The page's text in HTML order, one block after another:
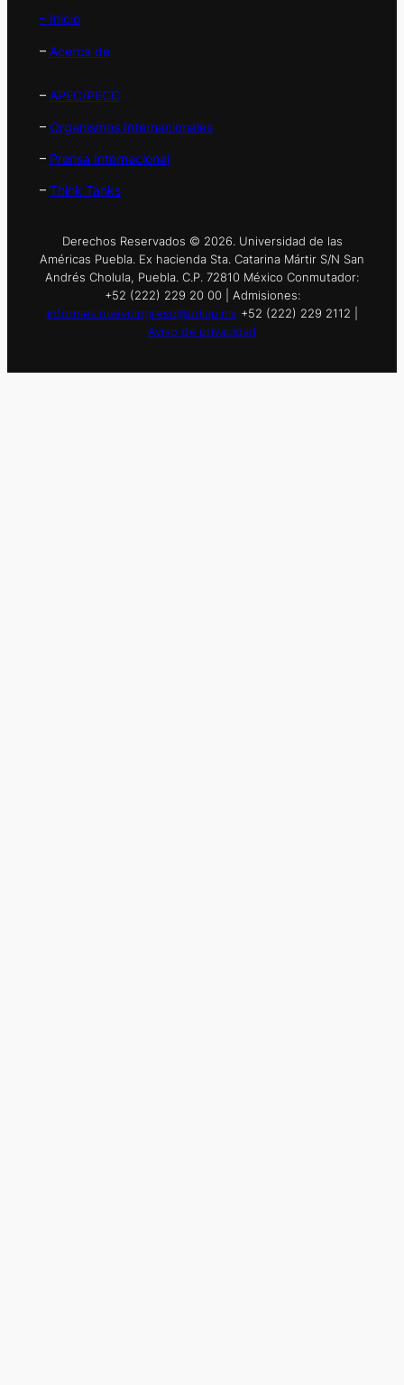
– Inicio
– Acerca de
– APEC/PECC
– Organismos Internacionales
– Prensa Internacional
– Think Tanks
Derechos Reservados © 2026. Universidad de las
Américas Puebla. Ex hacienda Sta. Catarina Mártir S/N San
Andrés Cholula, Puebla. C.P. 72810 México Conmutador:
+52 (222) 229 20 00 | Admisiones:
informes.nuevoingreso@udlap.mx +52 (222) 229 2112 |
Aviso de privacidad